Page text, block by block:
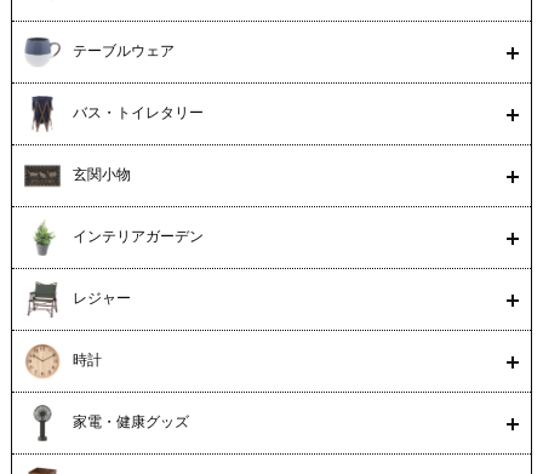
テーブルウェア
バス・トイレタリー
玄関小物
インテリアガーデン
レジャー
時計
家電・健康グッズ